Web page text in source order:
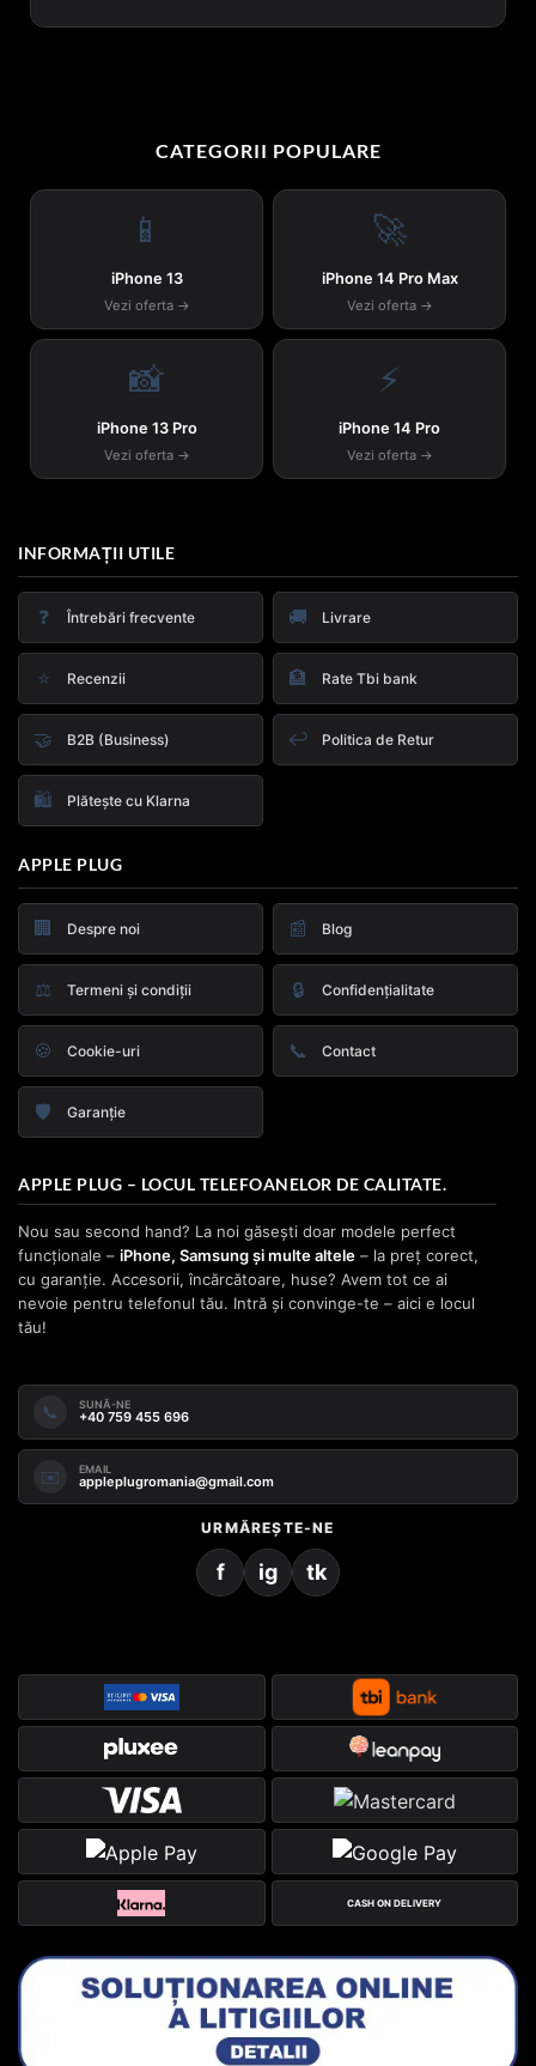
CATEGORII POPULARE
📱
iPhone 13
Vezi oferta →
🚀
iPhone 14 Pro Max
Vezi oferta →
📸
iPhone 13 Pro
Vezi oferta →
⚡
iPhone 14 Pro
Vezi oferta →
INFORMAȚII UTILE
❓ Întrebări frecvente 🚚 Livrare
⭐ Recenzii 🏦 Rate Tbi bank
🤝 B2B (Business) ↩️ Politica de Retur
🛍️ Plătește cu Klarna
APPLE PLUG
🏢 Despre noi 📰 Blog
⚖️ Termeni și condiții 🔒 Confidențialitate
🍪 Cookie-uri 📞 Contact
🛡️ Garanție
APPLE PLUG – LOCUL TELEFOANELOR DE CALITATE.
Nou sau second hand? La noi găsești doar modele perfect
funcționale – iPhone, Samsung și multe altele – la preț corect,
cu garanție. Accesorii, încărcătoare, huse? Avem tot ce ai
nevoie pentru telefonul tău. Intră și convinge-te – aici e locul
tău!
📞 SUNĂ-NE
+40 759 455 696
✉️ EMAIL
appleplugromania@gmail.com
URMĂREȘTE-NE
f ig tk
CASH ON DELIVERY